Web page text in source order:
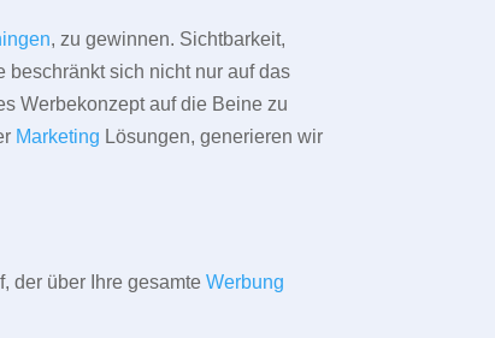
, zu gewinnen. Sichtbarkeit,
beschränkt sich nicht nur auf das
Werbekonzept auf die Beine zu
Marketing Lösungen, generieren wir
der über Ihre gesamteWerbung